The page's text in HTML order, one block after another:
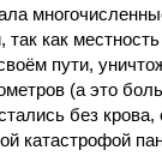
как
пути,
(а это
без
катастрофой